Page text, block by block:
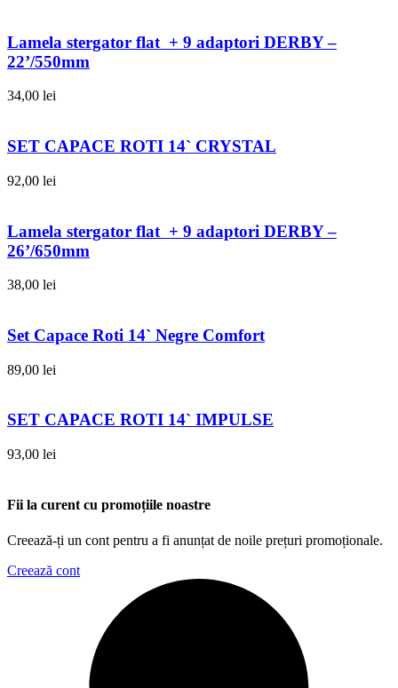
Lamela stergator flat + 9 adaptori DERBY –
22’/550mm
34,00 lei
SET CAPACE ROTI 14` CRYSTAL
92,00 lei
Lamela stergator flat + 9 adaptori DERBY –
26’/650mm
38,00 lei
Set Capace Roti 14` Negre Comfort
89,00 lei
SET CAPACE ROTI 14` IMPULSE
93,00 lei
Fii la curent cu promoțiile noastre
Creează-ți un cont pentru a fi anunțat de noile prețuri promoționale.
Creează cont